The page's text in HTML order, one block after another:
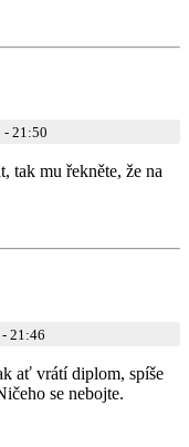
- 21:50
tak mu řekněte, že na
21:46
ať vrátí diplom, spíše
se nebojte.